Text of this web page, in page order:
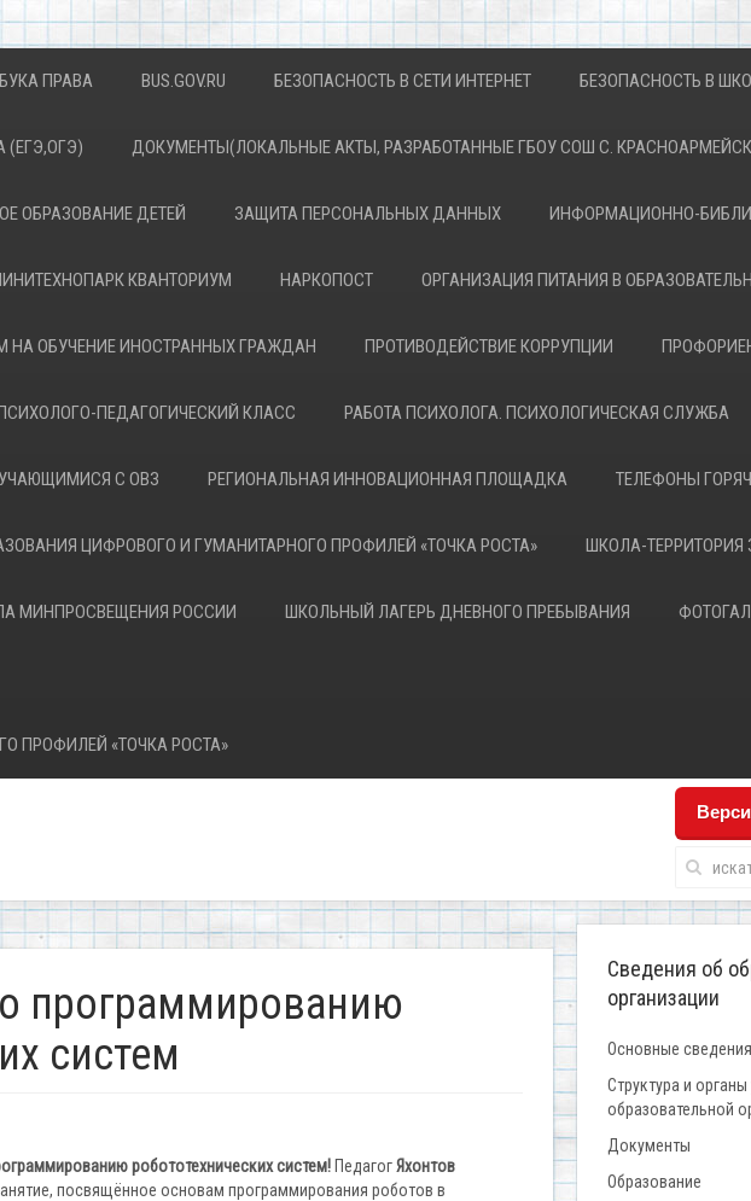
ПРАВА BUS.GOV.RU БЕЗОПАСНОСТЬ В СЕТИ ИНТЕРНЕТ БЕЗОПАСНОСТЬ В
(ЕГЭ,ОГЭ) ДОКУМЕНТЫ(ЛОКАЛЬНЫЕ АКТЫ, РАЗРАБОТАННЫЕ ГБОУ СОШ С.
ОБРАЗОВАНИЕ ДЕТЕЙ ЗАЩИТА ПЕРСОНАЛЬНЫХ ДАННЫХ ИНФОРМАЦИОННО-
КВАНТОРИУМ НАРКОПОСТ ОРГАНИЗАЦИЯ ПИТАНИЯ В
НА ОБУЧЕНИЕ ИНОСТРАННЫХ ГРАЖДАН ПРОТИВОДЕЙСТВИЕ КОРРУПЦИИ
ПЕДАГОГИЧЕСКИЙ КЛАСС РАБОТА ПСИХОЛОГА. ПСИХОЛОГИЧЕСКАЯ СЛУЖБА
С ОВЗ РЕГИОНАЛЬНАЯ ИННОВАЦИОННАЯ ПЛОЩАДКА ТЕЛЕФОНЫ
ЦИФРОВОГО И ГУМАНИТАРНОГО ПРОФИЛЕЙ «ТОЧКА РОСТА» ШКОЛА-ТЕРРИТОРИЯ
МИНПРОСВЕЩЕНИЯ РОССИИ ШКОЛЬНЫЙ ЛАГЕРЬ ДНЕВНОГО ПРЕБЫВАНИЯ
ПРОФИЛЕЙ «ТОЧКА РОСТА»
программированию
систем
робототехнических систем! ПедагогЯхонтов
посвящённое основам программирования роботов в
Сведения об
организации
Основные сведения
Структура и
образовательной
Документы
Образование